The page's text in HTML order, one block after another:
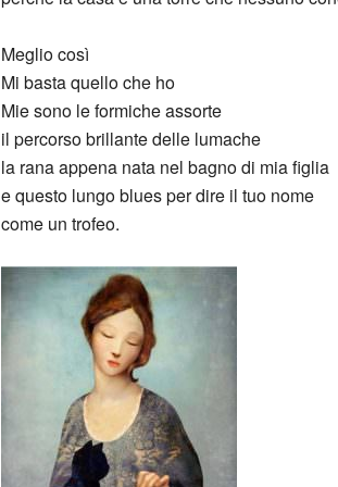
Meglio così
Mi basta quello che ho
Mie sono le formiche assorte
il percorso brillante delle lumache
la rana appena nata nel bagno di mia figlia
e questo lungo blues per dire il tuo nome
come un trofeo.